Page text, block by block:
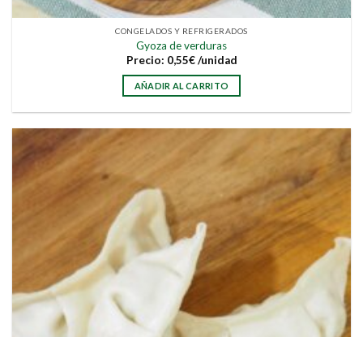
CONGELADOS Y REFRIGERADOS
Gyoza de verduras
Precio: 0,55€ /unidad
AÑADIR AL CARRITO